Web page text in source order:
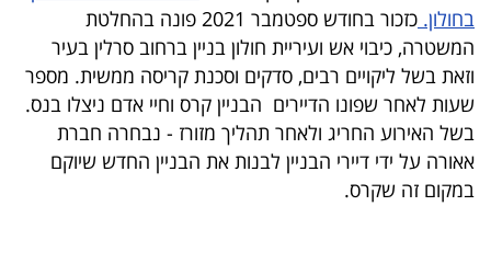
עסקית
קריפטו
ויראלי
טלוויזיה
בחולון.
כזכור בחודש ספטמבר 2021 פונה בהחלטת
המשטרה, כיבוי אש ועיריית חולון בניין ברחוב סרלין בעיר
וזאת בשל ליקויים רבים, סדקים וסכנת קריסה ממשית. מספר
שעות לאחר שפונו הדיירים הבניין קרס וחיי אדם ניצלו בנס.
בשל האירוע החריג ולאחר תהליך מזורז - נבחרה חברת
אאורה על ידי דיירי הבניין לבנות את הבניין החדש שיוקם
במקום זה שקרס.